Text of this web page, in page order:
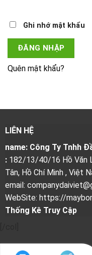
Ghi nhớ mật khẩu
ĐĂNG NHẬP
Quên mật khẩu?
LIÊN HỆ
name: Công Ty Tnhh
:182/13/40/16 Hồ Văn
Tân, Hồ Chí Minh , Việt
email:
WebSite: https://
Thống Kê Truy Cập